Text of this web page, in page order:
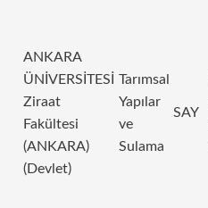
ANKARA
ÜNİVERSİTESİ
Ziraat
Fakültesi
(ANKARA)
(Devlet)
Tarımsal
Yapılar
ve
Sulama
SAY